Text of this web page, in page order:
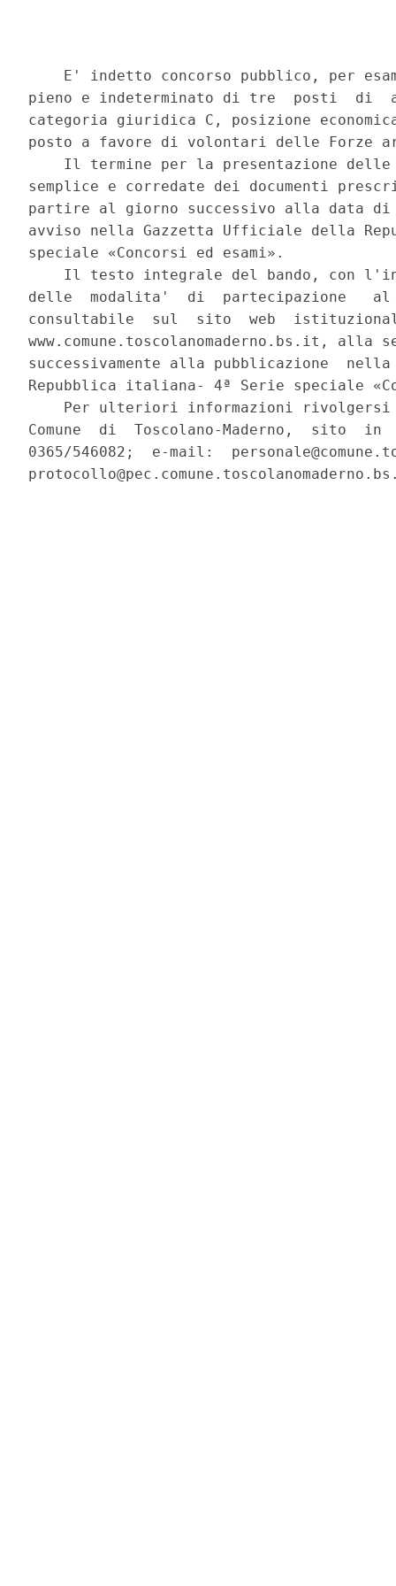
E' indetto concorso pubblico, per
pieno e indeterminato di tre  posti  di
categoria giuridica C, posizione
posto a favore di volontari delle Forze
Il termine per la presentazione
semplice e corredate dei documenti
partire al giorno successivo alla data di
avviso nella Gazzetta Ufficiale della
speciale «Concorsi ed esami».
Il testo integrale del bando, con
delle  modalita'  di  partecipazione
consultabile  sul  sito  web
www.comune.toscolanomaderno.bs.it, alla
successivamente alla pubblicazione
Repubblica italiana- 4ª Serie speciale
Per ulteriori informazioni
Comune  di  Toscolano-Maderno,
0365/546082;  e-mail: